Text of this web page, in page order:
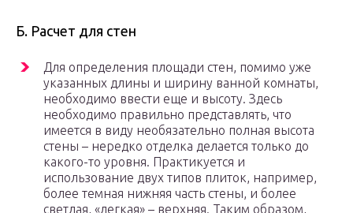
Б. Расчет для стен
Для определения площади стен, помимо уже
указанных длины и ширину ванной комнаты,
необходимо ввести еще и высоту. Здесь
необходимо правильно представлять, что
имеется в виду необязательно полная высота
стены – нередко отделка делается только до
какого-то уровня. Практикуется и
использование двух типов плиток, например,
более темная нижняя часть стены, и более
светлая, «легкая» – верхняя. Таким образом,